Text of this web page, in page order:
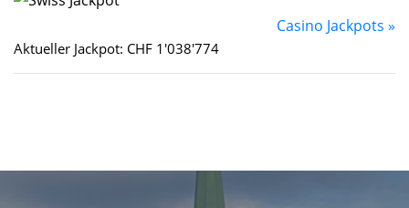
Casino Jackpots »
Aktueller Jackpot: CHF 1'038'774